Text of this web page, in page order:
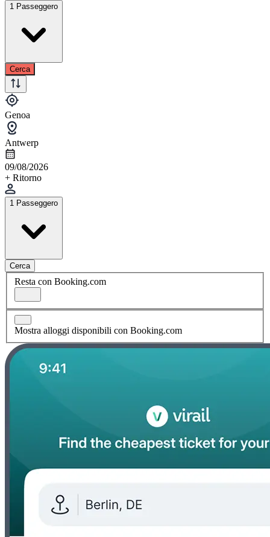
1 Passeggero
Cerca
Genoa
Antwerp
09/08/2026
+ Ritorno
1 Passeggero
Cerca
Resta con Booking.com
Mostra alloggi disponibili con Booking.com